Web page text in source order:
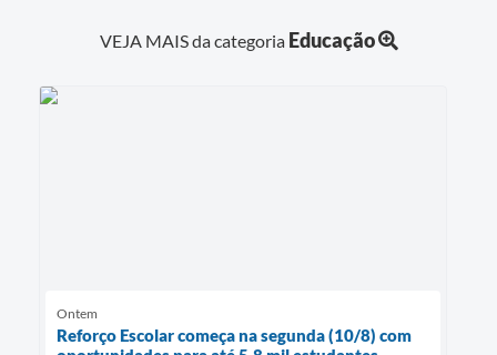
VEJA MAIS da categoria Educação
Ontem
Reforço Escolar começa na segunda (10/8) com